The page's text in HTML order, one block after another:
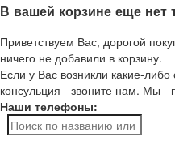
В вашей корзине еще нет
Приветствуем Вас, дорогой
ничего не добавили в корзину.
Если у Вас возникли какие-
консульция - звоните нам. Мы -
Наши телефоны: